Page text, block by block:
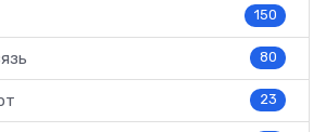
150
80
23